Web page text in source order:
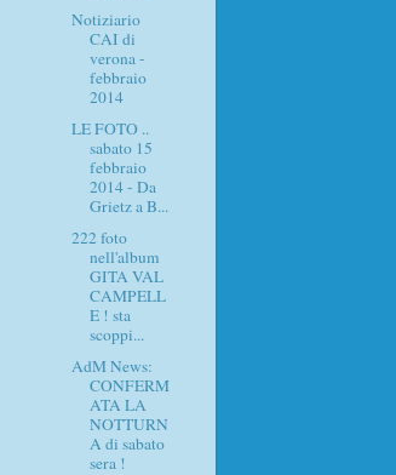
Notiziario
CAI di
verona -
febbraio
2014
LE FOTO ..
sabato 15
febbraio
2014 - Da
Grietz a B...
222 foto
nell'album
GITA VAL
CAMPELL
E ! sta
scoppi...
AdM News:
CONFERM
ATA LA
NOTTURN
A di sabato
sera !